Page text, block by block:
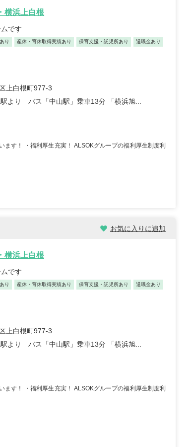
横浜上白根
です
り 産休・育休取得実績あり 保育支援・託児所あり 退職金あり
上白根町977-3
より バス「中山駅」乗車13分 「横浜旭...
ます！ ・福利厚生充実！ ALSOKグループの福利厚生制度利
お気に入りに追加
横浜上白根
です
り 産休・育休取得実績あり 保育支援・託児所あり 退職金あり
上白根町977-3
より バス「中山駅」乗車13分 「横浜旭...
ます！ ・福利厚生充実！ ALSOKグループの福利厚生制度利
正看護師
5-10年/千
県
2026/07/30